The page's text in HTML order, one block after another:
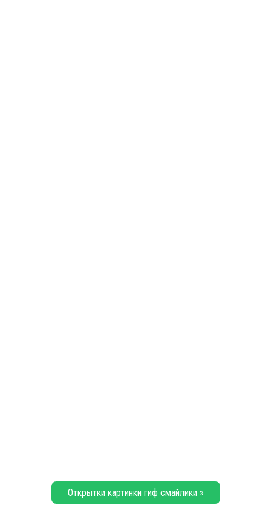
Открытки картинки гиф смайлики »